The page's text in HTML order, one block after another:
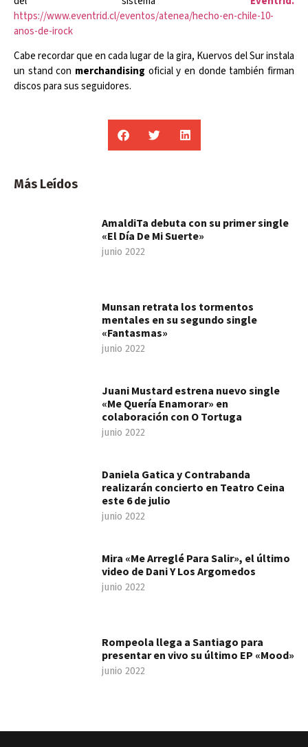
https://www.eventrid.cl/eventos/atenea/hecho-en-chile-10-
anos-de-irock
Cabe recordar que en cada lugar de la gira, Kuervos del Sur instala
un stand con merchandising oficial y en donde también firman
discos para sus seguidores.
Más Leídos
AmaldiTa debuta con su primer single
«El Día De Mi Suerte»
junio 2022
Munsan retrata los tormentos
mentales en su segundo single
«Fantasmas»
junio 2022
Juani Mustard estrena nuevo single
«Me Quería Enamorar» en
colaboración con O Tortuga
junio 2022
Daniela Gatica y Contrabanda
realizarán concierto en Teatro Ceina
este 6 de julio
junio 2022
Mira «Me Arreglé Para Salir», el último
video de Dani Y Los Argomedos
junio 2022
Rompeola llega a Santiago para
presentar en vivo su último EP «Mood»
junio 2022